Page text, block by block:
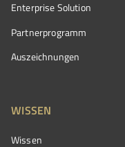
Enterprise Solution
Partnerprogramm
Auszeichnungen
WISSEN
Wissen